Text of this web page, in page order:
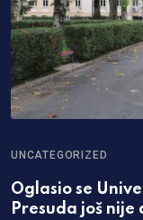
UNCATEGORIZED
Oglasio se
Presuda još nije